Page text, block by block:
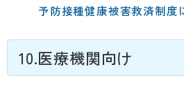
予防接種健康被害救済制度
10.医療機関向け